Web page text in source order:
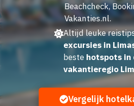
Beachcheck,
Vakanties.nl.
Altijd leuke
excursies in
beste hotspots in
vakantieregio
Vergelijk